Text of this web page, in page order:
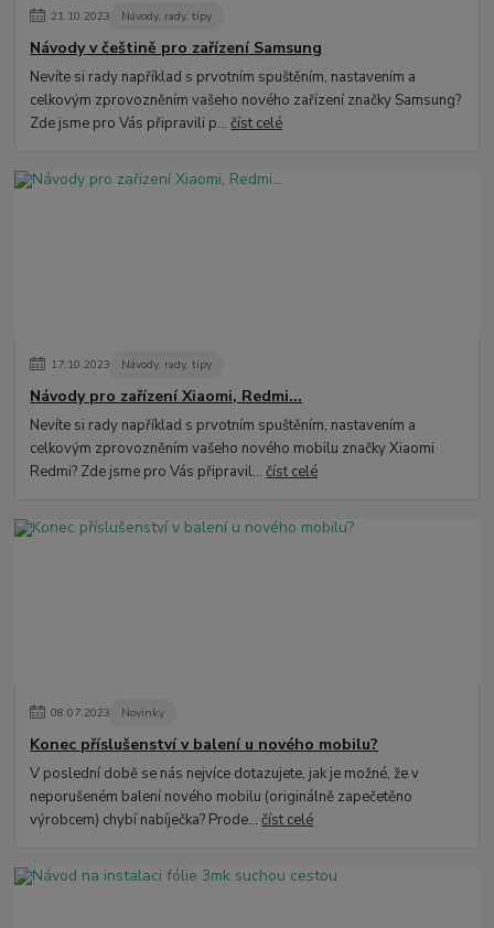
21.10.2023 Návody, rady, tipy
Návody v češtině pro zařízení Samsung
Nevíte si rady například s prvotním spuštěním, nastavením a
celkovým zprovozněním vašeho nového zařízení značky Samsung?
Zde jsme pro Vás připravili p...číst celé
17.10.2023 Návody, rady, tipy
Návody pro zařízení Xiaomi, Redmi...
Nevíte si rady například s prvotním spuštěním, nastavením a
celkovým zprovozněním vašeho nového mobilu značky Xiaomi
Redmi? Zde jsme pro Vás připravil...číst celé
08.07.2023 Novinky
Konec příslušenství v balení u nového mobilu?
V poslední době se nás nejvíce dotazujete, jak je možné, že v
neporušeném balení nového mobilu (originálně zapečetěno
výrobcem) chybí nabíječka? Prode...číst celé